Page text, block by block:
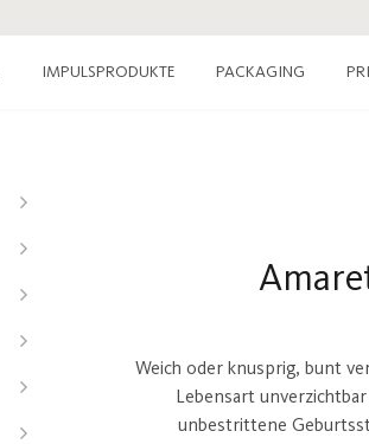
IMPULSPRODUKTE PACKAGING
Weich oder knusprig, bunt
Lebensart
unbestrittene